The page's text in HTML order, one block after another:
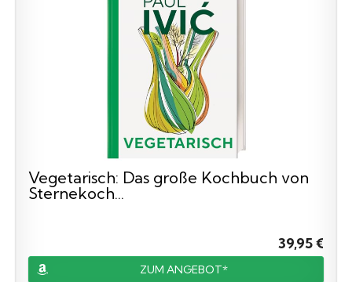
Vegetarisch: Das große Kochbuch von
Sternekoch...
39,95 €
ZUM ANGEBOT*